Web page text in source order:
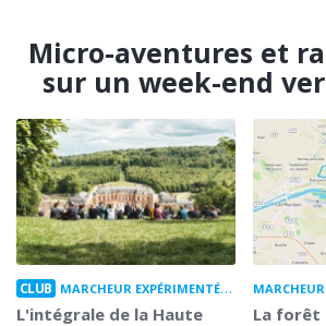
Micro-aventures et
sur un week-end
CLUB MARCHEUR EXPÉRIMENTÉ GARE À GARE
L'intégrale de la Haute
La forêt